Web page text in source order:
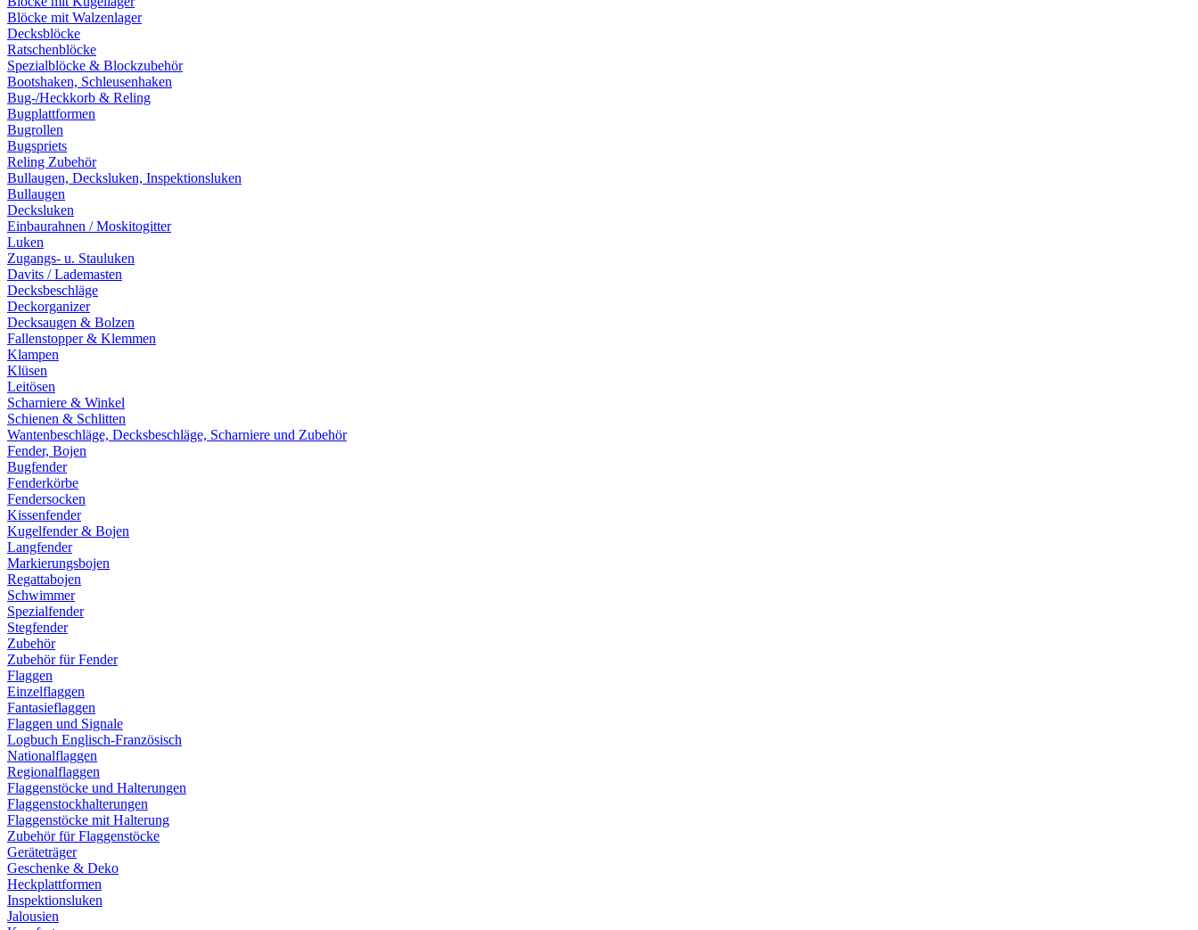
Blöcke mit Walzenlager
Decksblöcke
Ratschenblöcke
Spezialblöcke & Blockzubehör
Bootshaken, Schleusenhaken
Bug-/Heckkorb & Reling
Bugplattformen
Bugrollen
Bugspriets
Reling Zubehör
Bullaugen, Decksluken, Inspektionsluken
Bullaugen
Decksluken
Einbaurahnen / Moskitogitter
Luken
Zugangs- u. Stauluken
Davits / Lademasten
Decksbeschläge
Deckorganizer
Decksaugen & Bolzen
Fallenstopper & Klemmen
Klampen
Klüsen
Leitösen
Scharniere & Winkel
Schienen & Schlitten
Wantenbeschläge, Decksbeschläge, Scharniere und Zubehör
Fender, Bojen
Bugfender
Fenderkörbe
Fendersocken
Kissenfender
Kugelfender & Bojen
Langfender
Markierungsbojen
Regattabojen
Schwimmer
Spezialfender
Stegfender
Zubehör
Zubehör für Fender
Flaggen
Einzelflaggen
Fantasieflaggen
Flaggen und Signale
Logbuch Englisch-Französisch
Nationalflaggen
Regionalflaggen
Flaggenstöcke und Halterungen
Flaggenstockhalterungen
Flaggenstöcke mit Halterung
Zubehör für Flaggenstöcke
Geräteträger
Geschenke & Deko
Heckplattformen
Inspektionsluken
Jalousien